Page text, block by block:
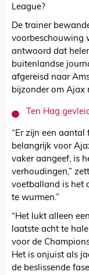
League?
De trainer
voorbeschouwing
antwoord dat
buitenlandse
afgereisd naar
bijzonder om Ajax
Ten Hag
“Er zijn een
belangrijk voor
vaker aangeef, is
verhoudingen,”
voetballand is het
te wurmen.”
“Het lukt alleen
laatste acht te
voor de
Het is onjuist als
de beslissende